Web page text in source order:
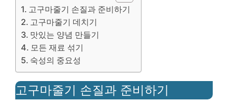
고구마줄기 손질과 준비하기
고구마줄기 데치기
맛있는 양념 만들기
모든 재료 섞기
숙성의 중요성
고구마줄기 손질과 준비하기